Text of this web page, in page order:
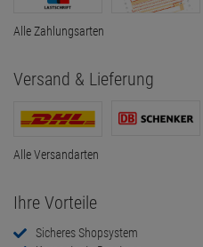
Alle Zahlungsarten
Versand & Lieferung
Alle Versandarten
Ihre Vorteile
Sicheres Shopsystem